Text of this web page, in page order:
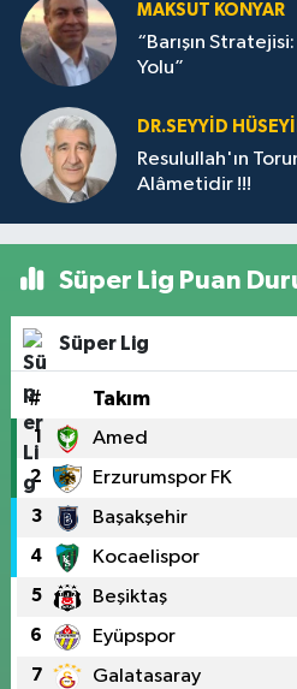
MAKSUT KONYAR
“Barışın
Yolu”
DR.SEYYID
Resulullah'ın
Alâmetidir !!!
Süper Lig Puan
Süper Lig
# Takım
1 Amed
2 Erzurumspor FK
3 Başakşehir
4 Kocaelispor
5 Beşiktaş
6 Eyüpspor
7 Galatasaray